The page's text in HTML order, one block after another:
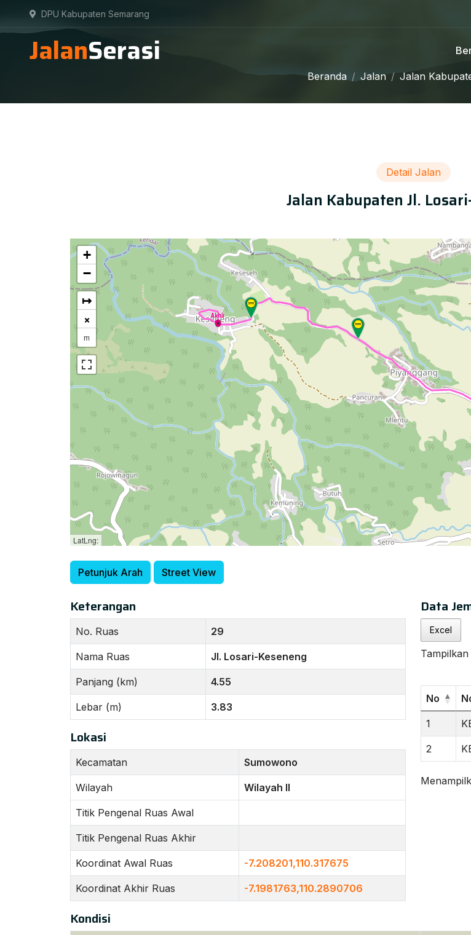
DPU Kabupaten Semarang
JalanSerasi
Beranda Jalan Jalan
Detail Jalan
Jalan Kabupaten Jl.
+
−
↦
×
m
LatLng:
Petunjuk Arah Street View
Keterangan
No. Ruas 29
Nama Ruas Jl. Losari-Keseneng
Panjang (km) 4.55
Lebar (m) 3.83
Lokasi
Kecamatan Sumowono
Wilayah Wilayah II
Titik Pengenal Ruas Awal
Titik Pengenal Ruas Akhir
Koordinat Awal Ruas -7.208201,110.317675
Koordinat Akhir Ruas -7.1981763,110.2890706
Data
Excel
Tampilkan
No
1
2
Kondisi